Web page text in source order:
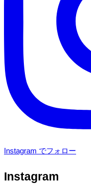
Instagram でフォロー
Instagram